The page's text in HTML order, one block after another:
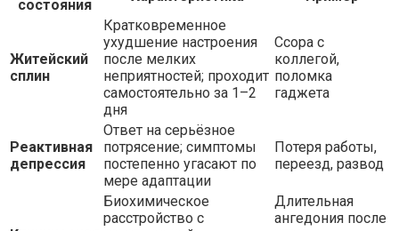
состояния
Житейский
сплин
Кратковременное
ухудшение настроения
после мелких
неприятностей; проходит
самостоятельно за 1–2
дня
Ссора с
коллегой,
поломка
гаджета
Реактивная
депрессия
Ответ на серьёзное
потрясение; симптомы
постепенно угасают по
мере адаптации
Потеря работы,
переезд, развод
Биохимическое
расстройство с
Длительная
ангедония после